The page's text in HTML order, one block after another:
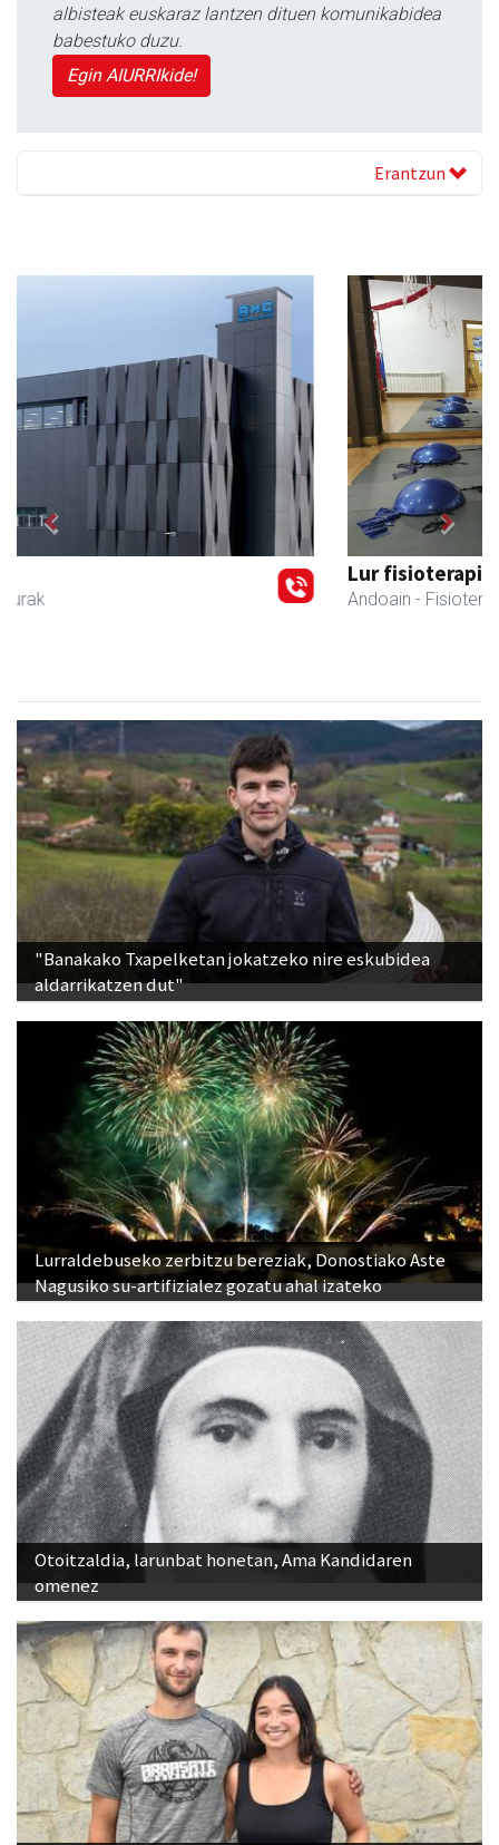
albisteak euskaraz lantzen dituen komunikabidea
babestuko duzu.
Egin AIURRIkide!
Erantzun
Lur fisioterapia eta pilates zentroa
Andoain
Previous Next
"Banakako Txapelketan jokatzeko nire eskubidea
aldarrikatzen dut"
Lurraldebuseko zerbitzu bereziak, Donostiako Aste
Nagusiko su-artifizialez gozatu ahal izateko
Otoitzaldia, larunbat honetan, Ama Kandidaren
omenez